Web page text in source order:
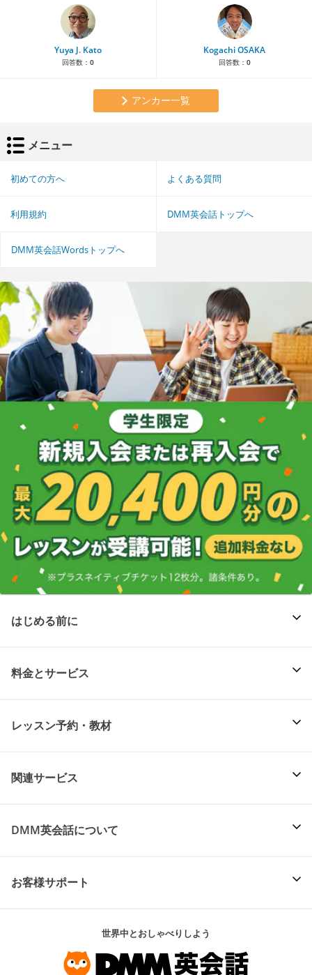
Yuya J. Kato
回答数： 0
Kogachi OSAKA
回答数： 0
アンカー一覧
メニュー
初めての方へ よくある質問
利用規約 DMM英会話トップへ
DMM英会話Wordsトップへ
はじめる前に
料金とサービス
レッスン予約・教材
関連サービス
DMM英会話について
お客様サポート
世界中とおしゃべりしよう